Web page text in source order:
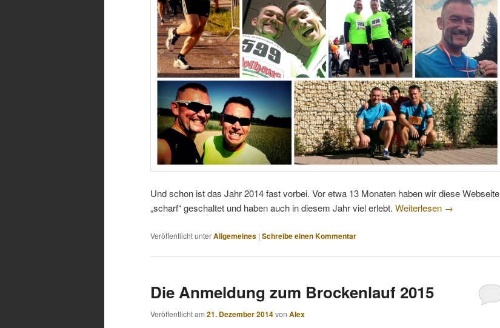
Und schon ist das Jahr 2014 fast vorbei. Vor etwa 13 Monaten haben wir diese Webseite
„scharf“ geschaltet und haben auch in diesem Jahr viel erlebt. Weiterlesen →
Veröffentlicht unterAllgemeines | Schreibe einen Kommentar
Die Anmeldung zum Brockenlauf 2015
Veröffentlicht am 21. Dezember 2014von Alex